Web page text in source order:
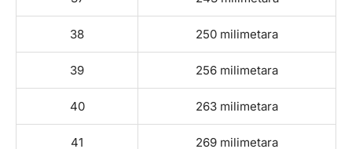
38 250 milimetara
39 256 milimetara
40 263 milimetara
41 269 milimetara